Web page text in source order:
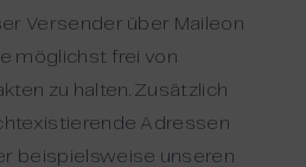
Versender über Maileon
möglichst frei von
zu halten. Zusätzlich
Adressen
beispielsweise unseren